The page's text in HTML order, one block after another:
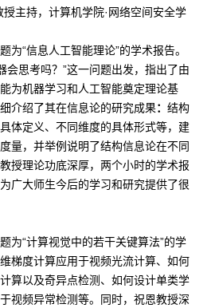
主持，计算机学院·网络空间安全学
为“信息人工智能理论”的学术报告。
会思考吗？”这一问题出发，指出了由
为机器学习和人工智能奠定理论基
介绍了其在信息论的研究成果： 结构
体定义、不同维度的具体形式等，建
量，并举例说明了结构信息论在不同
授理论功底深厚，两个小时的学术报
广大师生今后的学习和研究提供了很
为“计算视觉中的若干关键算法”的学
梯度计算应用于视频光流计算、如何
算以及奇异点检测、如何设计单类学
视频异常检测等。同时，祝恩教授深